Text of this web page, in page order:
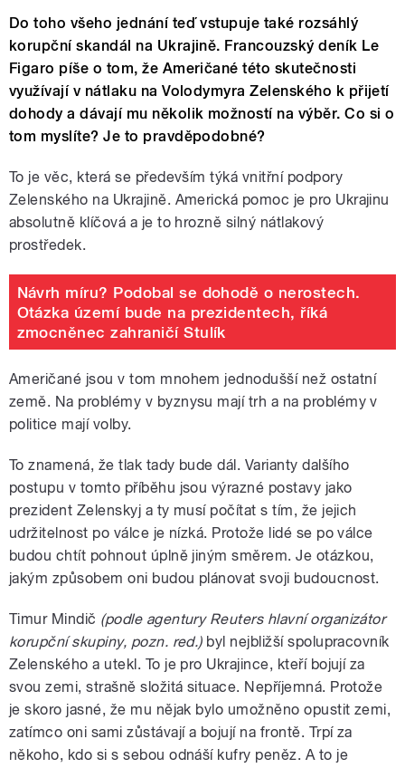
Do toho všeho jednání teď vstupuje také rozsáhlý
korupční skandál na Ukrajině. Francouzský deník Le
Figaro píše o tom, že Američané této skutečnosti
využívají v nátlaku na Volodymyra Zelenského k přijetí
dohody a dávají mu několik možností na výběr.Co si o
tom myslíte? Je to pravděpodobné?
To je věc, která se především týká vnitřní podpory
Zelenského na Ukrajině. Americká pomoc je pro Ukrajinu
absolutně klíčová a je to hrozně silný nátlakový
prostředek.
Návrh míru? Podobal se dohodě o nerostech.
Otázka území bude na prezidentech, říká
zmocněnec zahraničí Stulík
Američané jsou v tom mnohem jednodušší než ostatní
země. Na problémy v byznysu mají trh a na problémy v
politice mají volby.
To znamená, že tlak tady bude dál. Varianty dalšího
postupu v tomto příběhu jsou výrazné postavy jako
prezident Zelenskyj a ty musí počítat s tím, že jejich
udržitelnost po válce je nízká. Protože lidé se po válce
budou chtít pohnout úplně jiným směrem. Je otázkou,
jakým způsobem oni budou plánovat svoji budoucnost.
Timur Mindič (podle agentury Reuters hlavní organizátor
korupční skupiny, pozn. red.)byl nejbližší spolupracovník
Zelenského a utekl. To je pro Ukrajince, kteří bojují za
svou zemi, strašně složitá situace. Nepříjemná. Protože
je skoro jasné, že mu nějak bylo umožněno opustit zemi,
zatímco oni sami zůstávají a bojují na frontě. Trpí za
někoho, kdo si s sebou odnáší kufry peněz. A to je